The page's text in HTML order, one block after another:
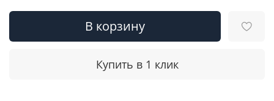
В корзину
Купить в 1 клик